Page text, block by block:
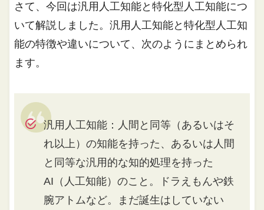
さて、今回は汎用人工知能と特化型人工知能につ
いて解説しました。汎用人工知能と特化型人工知
能の特徴や違いについて、次のようにまとめられ
ます。
汎用人工知能：人間と同等（あるいはそ
れ以上）の知能を持った、あるいは人間
と同等な汎用的な知的処理を持った
AI（人工知能）のこと。ドラえもんや鉄
腕アトムなど。まだ誕生はしていない